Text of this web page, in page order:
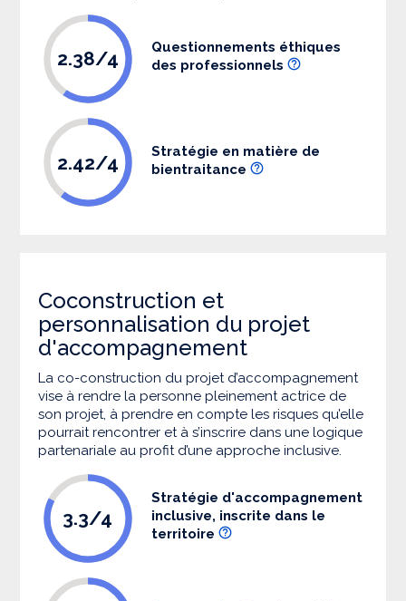
2.38/4
Questionnements éthiques
des professionnels
2.42/4
Stratégie en matière de
bientraitance
Coconstruction et
personnalisation du projet
d'accompagnement
La co-construction du projet d’accompagnement
vise à rendre la personne pleinement actrice de
son projet, à prendre en compte les risques qu’elle
pourrait rencontrer et à s’inscrire dans une logique
partenariale au profit d’une approche inclusive.
3.3/4
Stratégie d'accompagnement
inclusive, inscrite dans le
territoire